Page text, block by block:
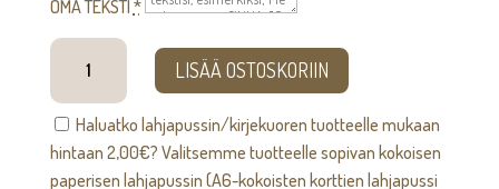
OMA TEKSTI *
Nyytti
odotustaulu
määrä
LISÄÄ OSTOSKORIIN
Haluatko lahjapussin/kirjekuoren tuotteelle mukaan
hintaan 2,00€? Valitsemme tuotteelle sopivan kokoisen
paperisen lahjapussin (A6-kokoisten korttien lahjapussi